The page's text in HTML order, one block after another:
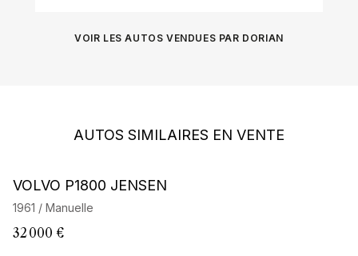
VOIR LES AUTOS VENDUES PAR DORIAN
AUTOS SIMILAIRES EN VENTE
VOLVO P1800 JENSEN
1961 / Manuelle
32 000 €